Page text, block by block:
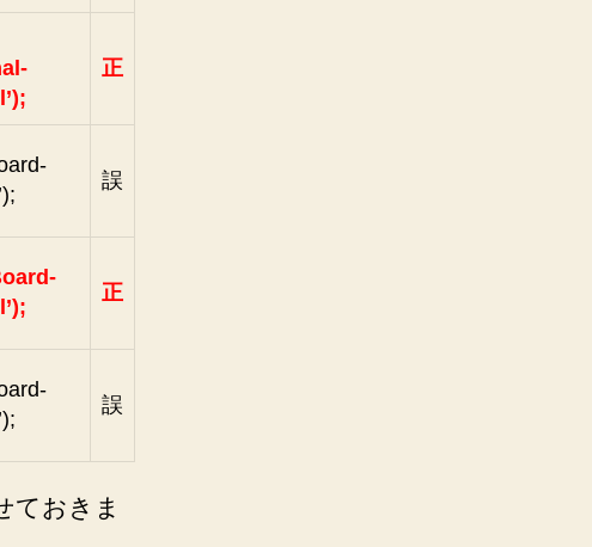
正
誤
正
誤
ておきま